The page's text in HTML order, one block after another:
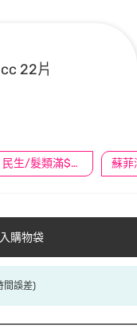
22片
民生/髮類滿$388送舒潔冰巾
購物袋
間誤差)